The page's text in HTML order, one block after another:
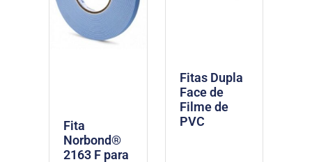
Fita
Norbond®
2163 F para
Fitas Dupla
Face de
Filme de
PVC